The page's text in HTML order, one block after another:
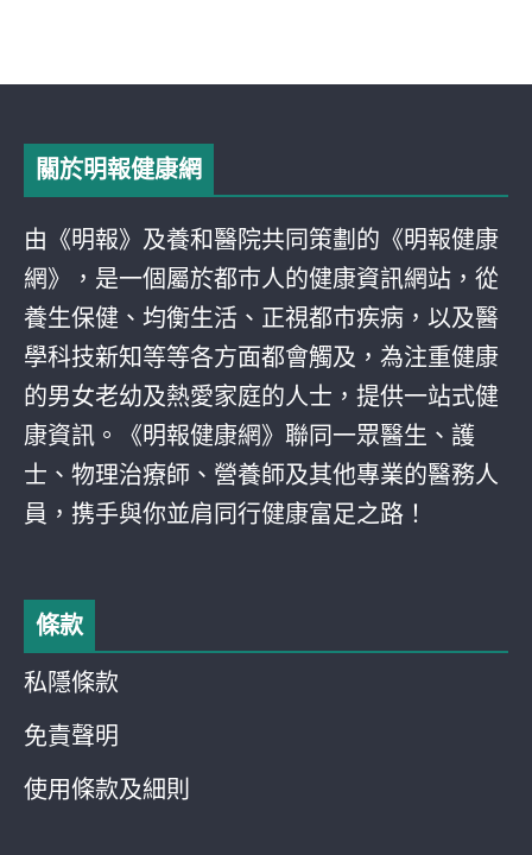
關於明報健康網
由《明報》及養和醫院共同策劃的《明報健康
網》，是一個屬於都巿人的健康資訊網站，從
養生保健、均衡生活、正視都巿疾病，以及醫
學科技新知等等各方面都會觸及，為注重健康
的男女老幼及熱愛家庭的人士，提供一站式健
康資訊。《明報健康網》聯同一眾醫生、護
士、物理治療師、營養師及其他專業的醫務人
員，携手與你並肩同行健康富足之路！
條款
私隱條款
免責聲明
使用條款及細則